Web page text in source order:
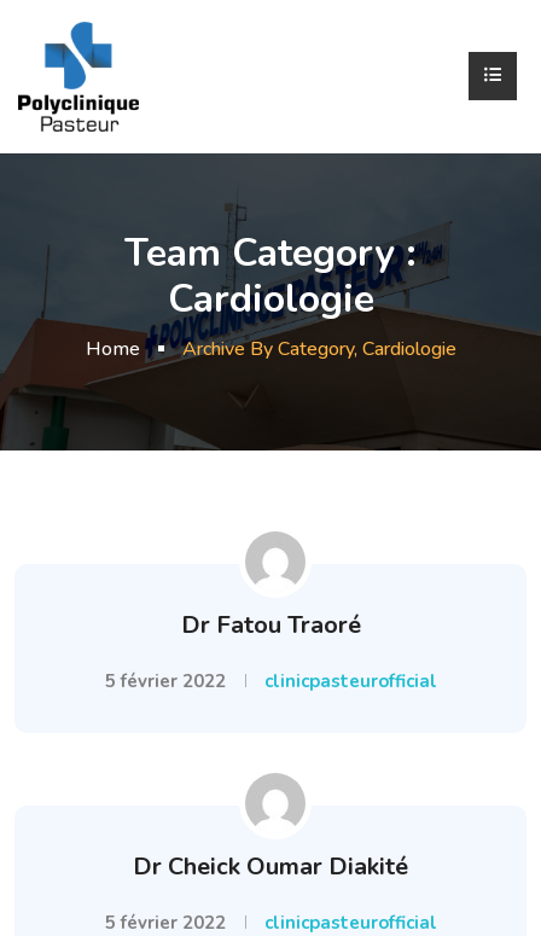
Team Category :
Cardiologie
Home Archive By Category, Cardiologie
Dr Fatou Traoré
5 février 2022 clinicpasteurofficial
Dr Cheick Oumar Diakité
5 février 2022 clinicpasteurofficial